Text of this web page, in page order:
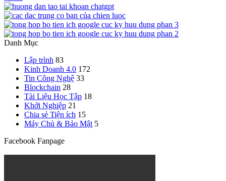
Danh Mục
Lập trình 83
Kinh Doanh 4.0 172
Tin Công Nghệ 33
Blockchain 28
Tài Liệu Học Tập 18
Khởi Nghiệp 21
Chia sẻ Tiện ích 15
Máy Chủ & Bảo Mật 5
Facebook Fanpage